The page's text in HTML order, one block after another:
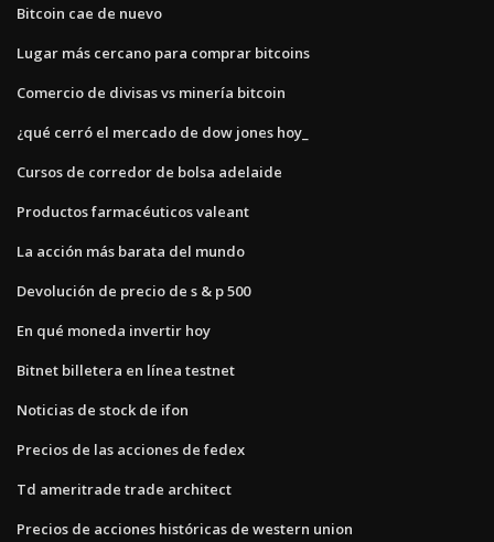
Bitcoin cae de nuevo
Lugar más cercano para comprar bitcoins
Comercio de divisas vs minería bitcoin
¿qué cerró el mercado de dow jones hoy_
Cursos de corredor de bolsa adelaide
Productos farmacéuticos valeant
La acción más barata del mundo
Devolución de precio de s & p 500
En qué moneda invertir hoy
Bitnet billetera en línea testnet
Noticias de stock de ifon
Precios de las acciones de fedex
Td ameritrade trade architect
Precios de acciones históricas de western union